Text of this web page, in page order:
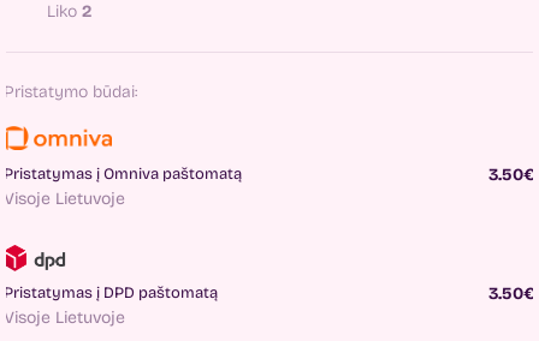
Liko 2
Pristatymo būdai:
Pristatymas į Omniva paštomatą
Visoje Lietuvoje
3.50€
Pristatymas į DPD paštomatą
Visoje Lietuvoje
3.50€